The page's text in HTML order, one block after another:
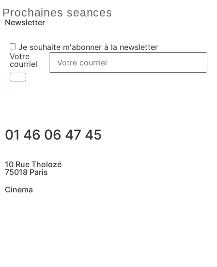
Prochaines seances
Newsletter
Je souhaite m'abonner à la newsletter
Votre
courriel
01 46 06 47 45
10 Rue Tholozé
75018 Paris
Cinema